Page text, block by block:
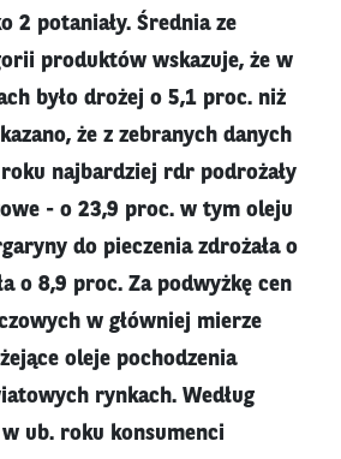
2 potaniały. Średnia ze
produktów wskazuje, że w
było drożej o 5,1 proc. niż
że z zebranych danych
najbardziej rdr podrożały
- o 23,9 proc. w tym oleju
do pieczenia zdrożała o
o 8,9 proc. Za podwyżkę cen
w główniej mierze
oleje pochodzenia
rynkach. Według
ub. roku konsumenci